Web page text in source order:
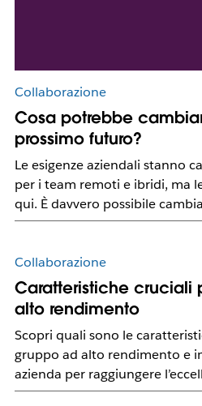
Collaborazione
Cosa potrebbe
prossimo futuro?
Le esigenze aziendali stanno
per i team remoti e ibridi, ma
qui. È davvero possibile
Collaborazione
Caratteristiche cruciali
alto rendimento
Scopri quali sono le
gruppo ad alto rendimento e
azienda per raggiungere